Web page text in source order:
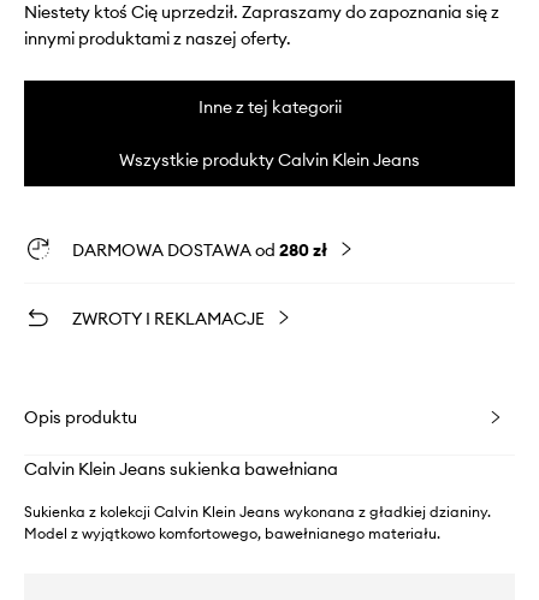
Niestety ktoś Cię uprzedził. Zapraszamy do zapoznania się z
innymi produktami z naszej oferty.
Inne z tej kategorii
Wszystkie produkty Calvin Klein Jeans
DARMOWA DOSTAWA od 280 zł
ZWROTY I REKLAMACJE
Opis produktu
Calvin Klein Jeans sukienka bawełniana
Sukienka z kolekcji Calvin Klein Jeans wykonana z gładkiej dzianiny.
Model z wyjątkowo komfortowego, bawełnianego materiału.